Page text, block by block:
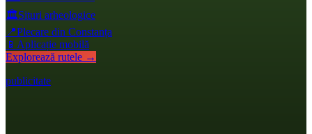
🏛️Situri arheologice
📍Plecare din Constanța
📱 Aplicație mobilă
Explorează rutele →
publicitate